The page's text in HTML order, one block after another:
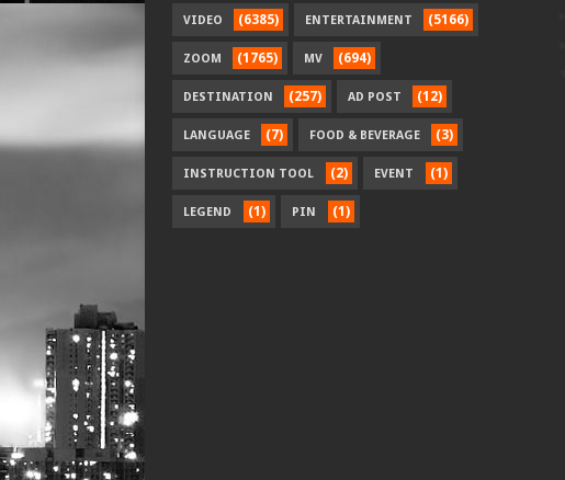
VIDEO (6385) ENTERTAINMENT (5166)
ZOOM (1765) MV (694)
DESTINATION (257) AD POST (12)
LANGUAGE (7) FOOD & BEVERAGE (3)
INSTRUCTION TOOL (2) EVENT (1)
LEGEND (1) PIN (1)